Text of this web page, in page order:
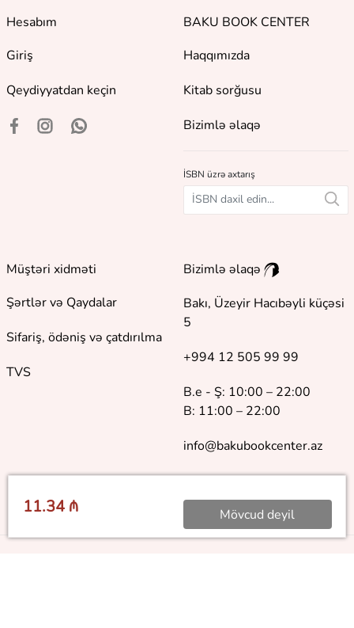
11.34 ₼ Mövcud deyil
Hesabım
Giriş
Qeydiyyatdan keçin
BAKU BOOK CENTER
Haqqımızda
Kitab sorğusu
Bizimlə əlaqə
İSBN üzrə axtarış
Müştəri xidməti
Şərtlər və Qaydalar
Sifariş, ödəniş və çatdırılma
TVS
Bizimlə əlaqə
Bakı, Üzeyir Hacıbəyli küçəsi
5
+994 12 505 99 99
B.e - Ş: 10:00 – 22:00
B: 11:00 – 22:00
info@bakubookcenter.az